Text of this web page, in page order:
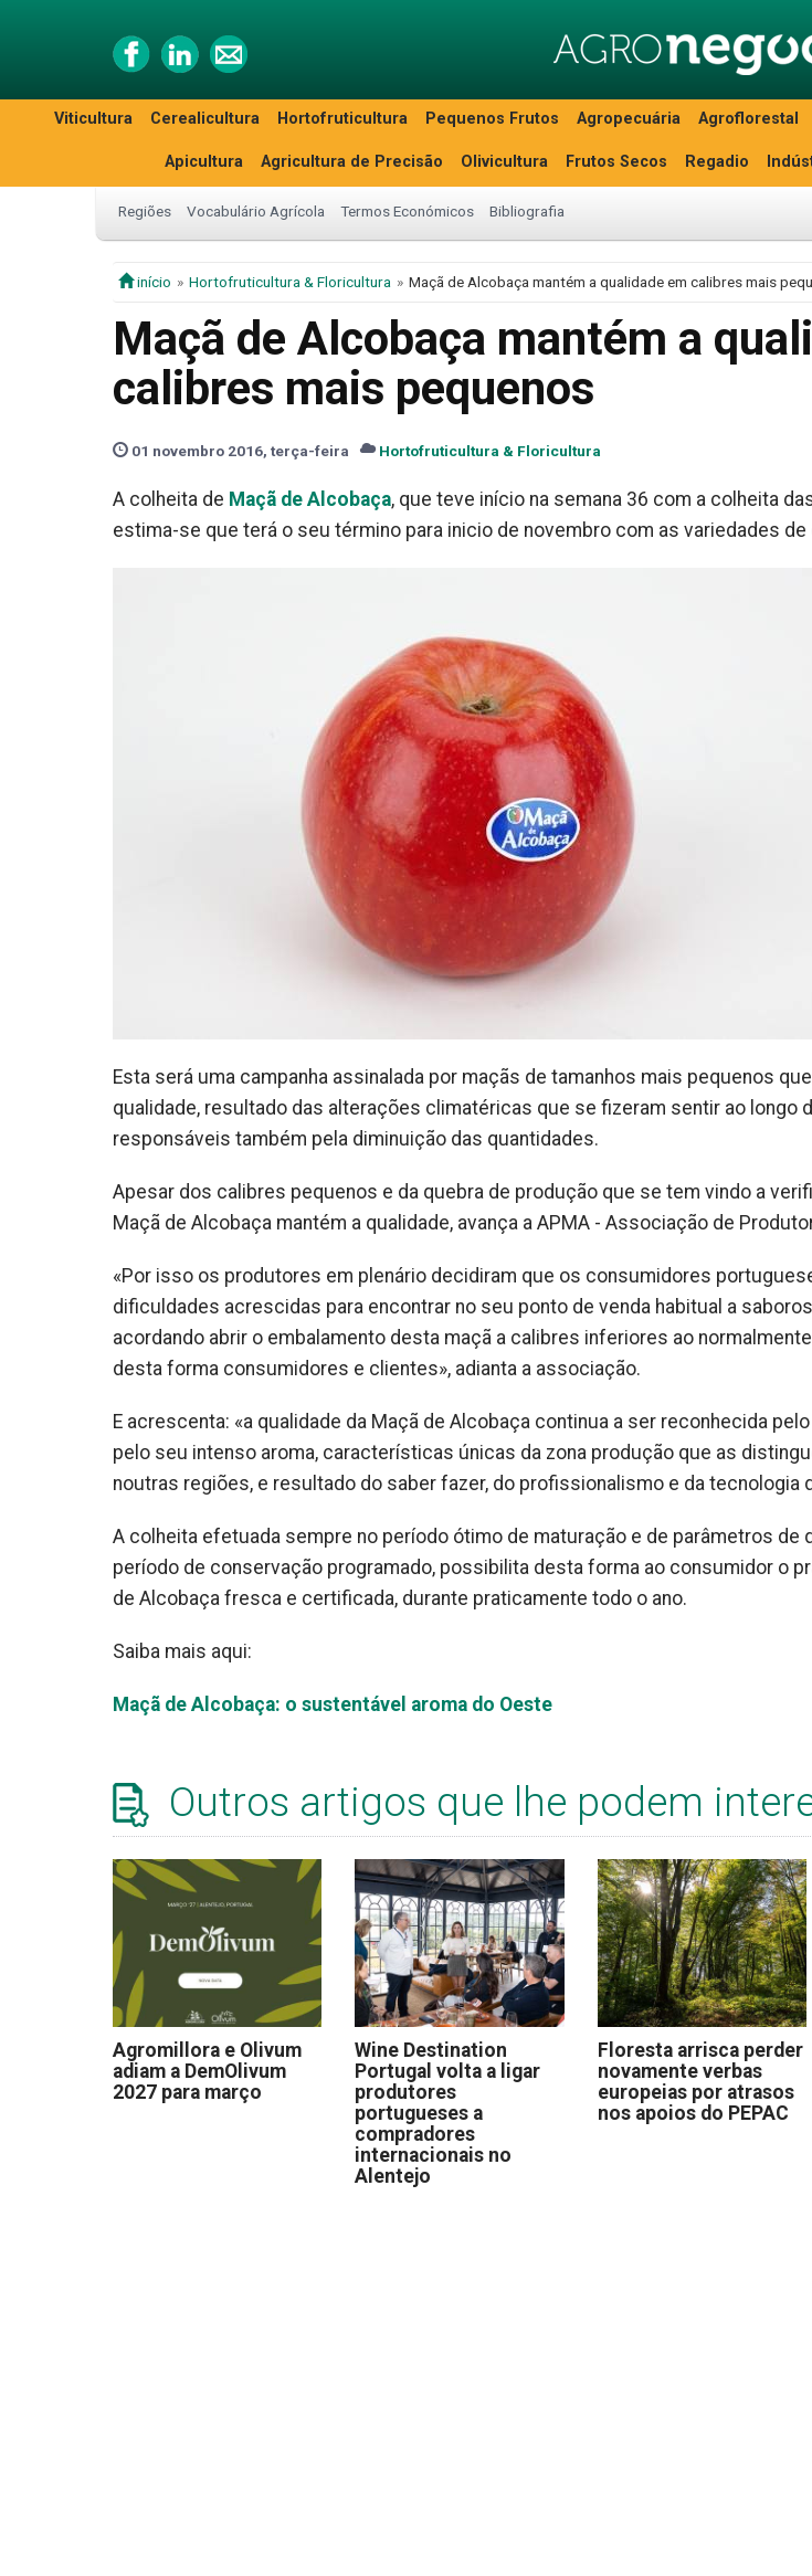
Viticultura Cerealicultura Hortofruticultura Pequenos Frutos Agropecuária Agroflorestal
Apicultura Agricultura de Precisão Olivicultura Frutos Secos Regadio
Regiões Vocabulário Agrícola Termos Económicos Bibliografia
início Hortofruticultura & Floricultura Maçã de Alcobaça mantém a qualidade em calibres mais
Maçã de Alcobaça mantém a
calibres mais pequenos
01 novembro 2016, terça-feira Hortofruticultura & Floricultura
A colheita de Maçã de Alcobaça, que teve início na semana 36 com a colheita
estima-se que terá o seu término para inicio de novembro com as variedades
Esta será uma campanha assinalada por maçãs de tamanhos mais pequenos
qualidade, resultado das alterações climatéricas que se fizeram sentir ao longo
responsáveis também pela diminuição das quantidades.
Apesar dos calibres pequenos e da quebra de produção que se tem vindo a
Maçã de Alcobaça mantém a qualidade, avança a APMA - Associação de
«Por isso os produtores em plenário decidiram que os consumidores
dificuldades acrescidas para encontrar no seu ponto de venda habitual a
acordando abrir o embalamento desta maçã a calibres inferiores ao
desta forma consumidores e clientes», adianta a associação.
E acrescenta: «a qualidade da Maçã de Alcobaça continua a ser reconhecida
pelo seu intenso aroma, características únicas da zona produção que as
noutras regiões, e resultado do saber fazer, do profissionalismo e da tecnologia
A colheita efetuada sempre no período ótimo de maturação e de parâmetros de
período de conservação programado, possibilita desta forma ao consumidor o
de Alcobaça fresca e certificada, durante praticamente todo o ano.
Saiba mais aqui:
Maçã de Alcobaça: o sustentável aroma do Oeste
Outros artigos que lhe podem
Agromillora e Olivum
adiam a DemOlivum
2027 para março
Wine Destination
Portugal volta a ligar
produtores
portugueses a
compradores
internacionais no
Alentejo
Floresta arrisca perder
novamente verbas
europeias por atrasos
nos apoios do PEPAC